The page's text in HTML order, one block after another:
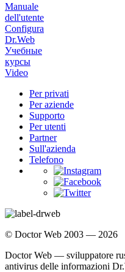
Manuale
dell'utente
Configura
Dr.Web
Учебные
курсы
Video
Per privati
Per aziende
Supporto
Per utenti
Partner
Sull'azienda
Telefono
© Doctor Web 2003 — 2026
Doctor Web — sviluppatore
antivirus delle informazioni